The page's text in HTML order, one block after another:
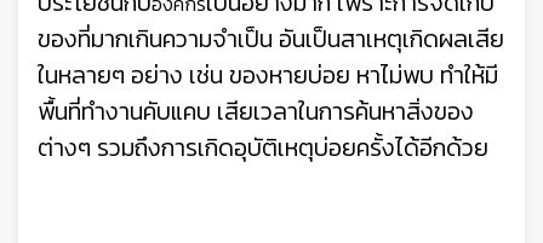
ของที่มากเกินความจำเป็น อันเป็นสาเหตุเกิดผลเสีย
ในหลายๆ อย่าง เช่น ของหายบ่อย หาไม่พบ ทำให้มี
พื้นที่ทำงานคับแคบ เสียเวลาในการค้นหาสิ่งของ
ต่างๆ รวมถึงการเกิดอุบัติเหตุบ่อยครั้งได้อีกด้วย